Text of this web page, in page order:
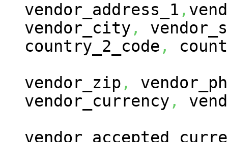
vendor_address_1 ,
vendor_city ,
country_2_code ,
vendor_zip ,
vendor_currency ,